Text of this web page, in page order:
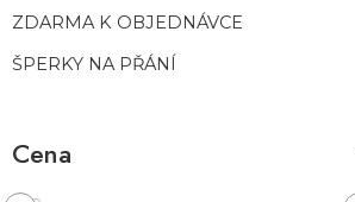
ZDARMA K OBJEDNÁVCE
ŠPERKY NA PŘÁNÍ
Cena